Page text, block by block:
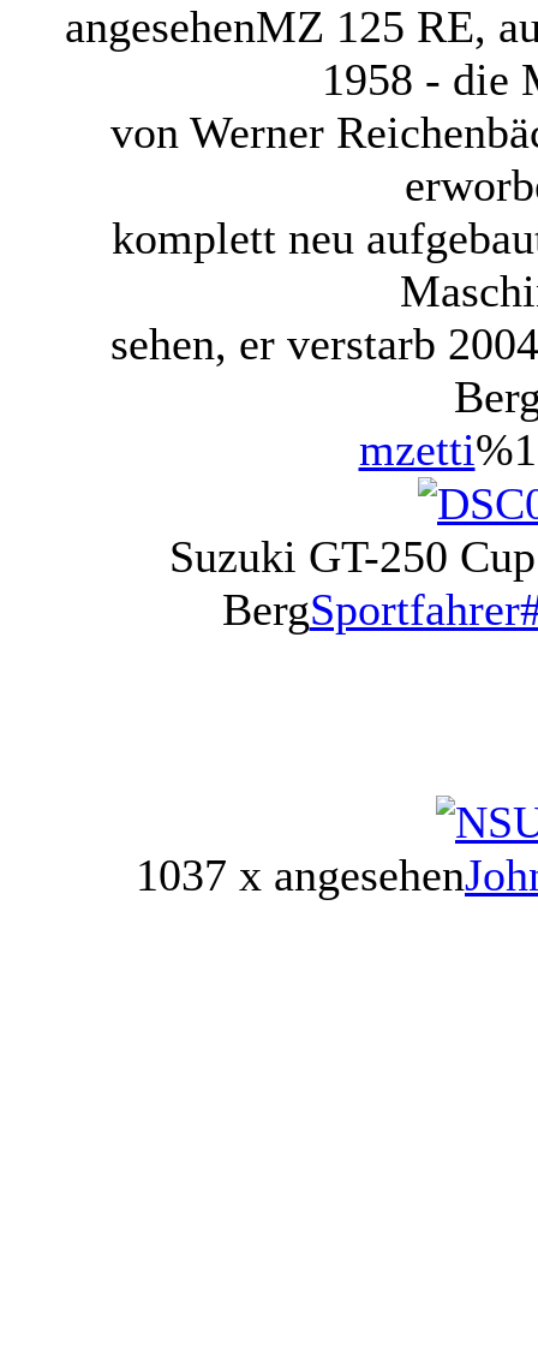
angesehenMZ 125 RE,
1958 - die
von Werner
komplett neu
sehen, er verstarb
mzetti
Suzuki GT-250 Cup
Berg
1037 x angesehen